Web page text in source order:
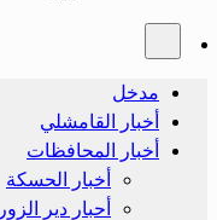
مدخل
أخبار القامشلي
أخبار المحافظات
أخبار الحسكة
أحبار دير الزور